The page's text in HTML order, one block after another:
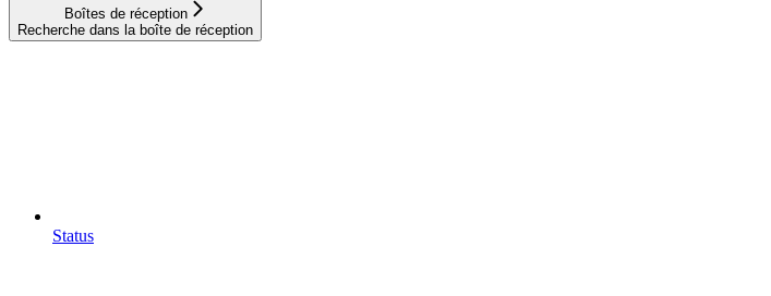
Boîtes de réception
Recherche dans la boîte de réception
Status